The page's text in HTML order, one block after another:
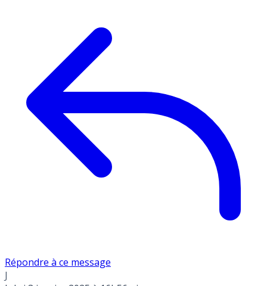
Répondre à ce message
J